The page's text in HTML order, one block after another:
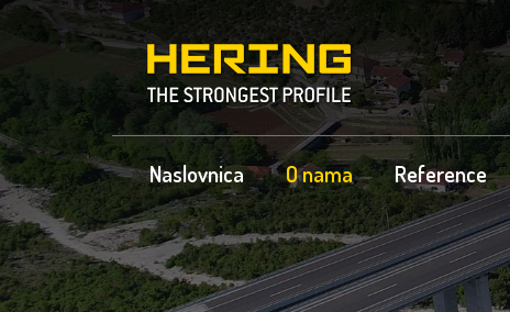
Naslovnica O nama Reference